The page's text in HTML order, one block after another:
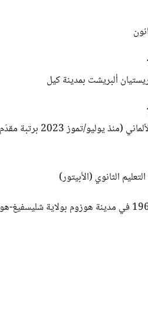
ألبريشت بمدينة كيل
2023 برتبة مقدّم في قوات الاحتياط)
الثانوي (الأبيتور)